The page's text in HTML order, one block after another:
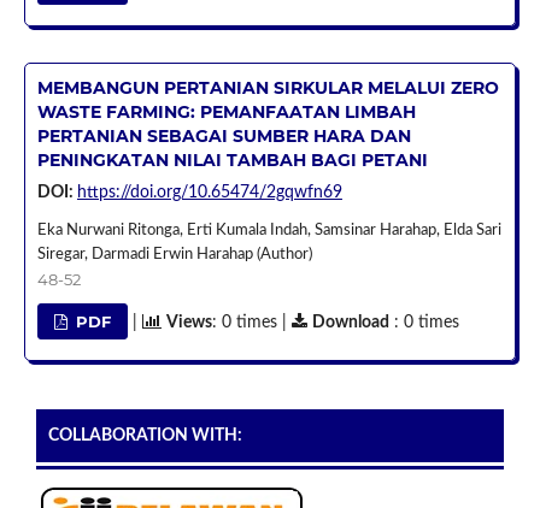
MEMBANGUN PERTANIAN SIRKULAR MELALUI ZERO
WASTE FARMING: PEMANFAATAN LIMBAH
PERTANIAN SEBAGAI SUMBER HARA DAN
PENINGKATAN NILAI TAMBAH BAGI PETANI
DOI: https://doi.org/10.65474/2gqwfn69
Eka Nurwani Ritonga, Erti Kumala Indah, Samsinar Harahap, Elda Sari
Siregar, Darmadi Erwin Harahap (Author)
48-52
PDF Views: 0 times | Download : 0 times
COLLABORATION WITH: